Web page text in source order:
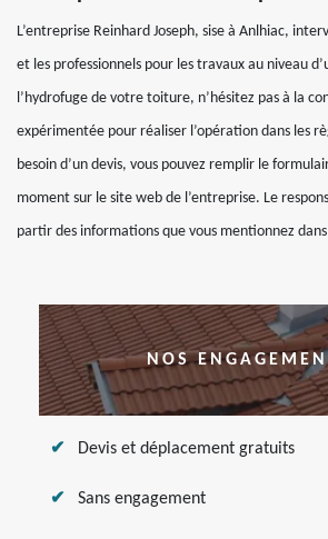
L’entreprise Reinhard Joseph, sise à Anlhiac,
et les professionnels pour les travaux au niveau
l’hydrofuge de votre toiture, n’hésitez pas à la
expérimentée pour réaliser l’opération dans les
besoin d’un devis, vous pouvez remplir le
moment sur le site web de l’entreprise. Le
partir des informations que vous mentionnez
NOS
Devis et déplacement gratuits
Sans engagement